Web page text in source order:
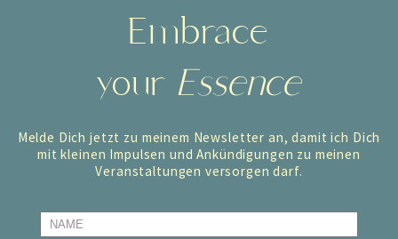
Embrace
your Essence
Melde Dich jetzt zu meinem Newsletter an, damit ich Dich
mit kleinen Impulsen und Ankündigungen zu meinen
Veranstaltungen versorgen darf.